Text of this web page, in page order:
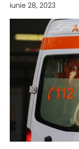
iunie 28, 2023